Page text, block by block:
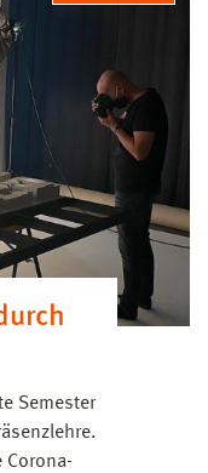
Semester
Corona-